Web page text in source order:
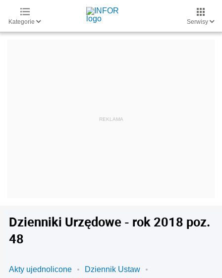
Kategorie Serwisy
Dzienniki Urzędowe - rok 2018 poz.
48
Akty ujednolicone
Dziennik Ustaw